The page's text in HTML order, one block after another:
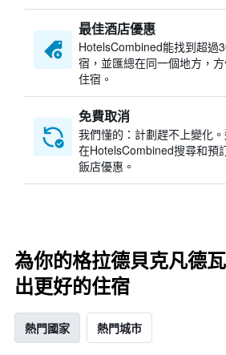
最佳酒店優惠
HotelsCombined​能找到超過
宿，並匯總在同一個地方，
住宿。
免費取消
我們懂的：計劃趕不上變化
在HotelsCombined搜尋和預
飯店優惠。
為你的格拉德貝克凡德
出更好的住宿
熱門國家 熱門城市